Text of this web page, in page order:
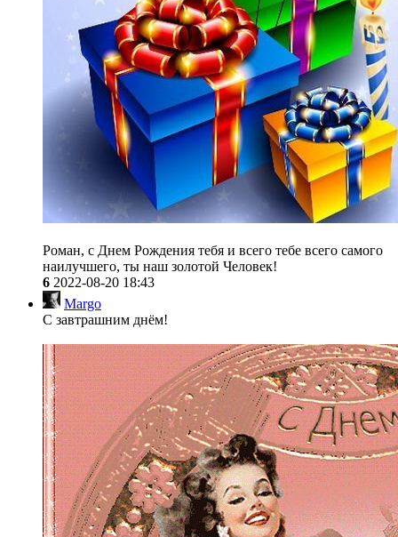
Роман, с Днем Рождения тебя и всего тебе всего самого
наилучшего, ты наш золотой Человек!
6 2022-08-20 18:43
Margo
С завтрашним днём!